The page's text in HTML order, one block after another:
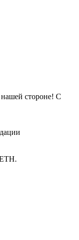
стороне! С